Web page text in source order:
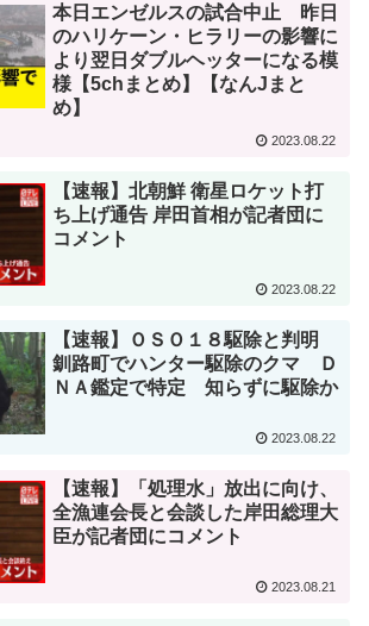
本日エンゼルスの試合中止 昨日
のハリケーン・ヒラリーの影響に
より翌日ダブルヘッターになる模
様【5chまとめ】【なんJまと
め】
2023.08.22
【速報】北朝鮮 衛星ロケット打
ち上げ通告 岸田首相が記者団に
コメント
2023.08.22
【速報】ＯＳＯ１８駆除と判明
釧路町でハンター駆除のクマ Ｄ
ＮＡ鑑定で特定 知らずに駆除か
2023.08.22
【速報】「処理水」放出に向け、
全漁連会長と会談した岸田総理大
臣が記者団にコメント
2023.08.21